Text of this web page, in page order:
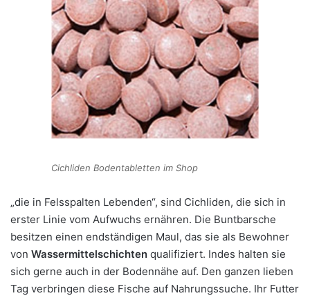
Cichliden Bodentabletten im Shop
„die in Felsspalten Lebenden“, sind Cichliden, die sich in
erster Linie vom Aufwuchs ernähren. Die Buntbarsche
besitzen einen endständigen Maul, das sie als Bewohner
von Wassermittelschichten qualifiziert. Indes halten sie
sich gerne auch in der Bodennähe auf. Den ganzen lieben
Tag verbringen diese Fische auf Nahrungssuche. Ihr Futter